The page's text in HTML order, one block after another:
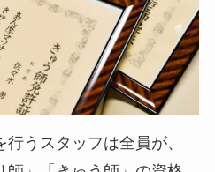
うスタッフは全員が、